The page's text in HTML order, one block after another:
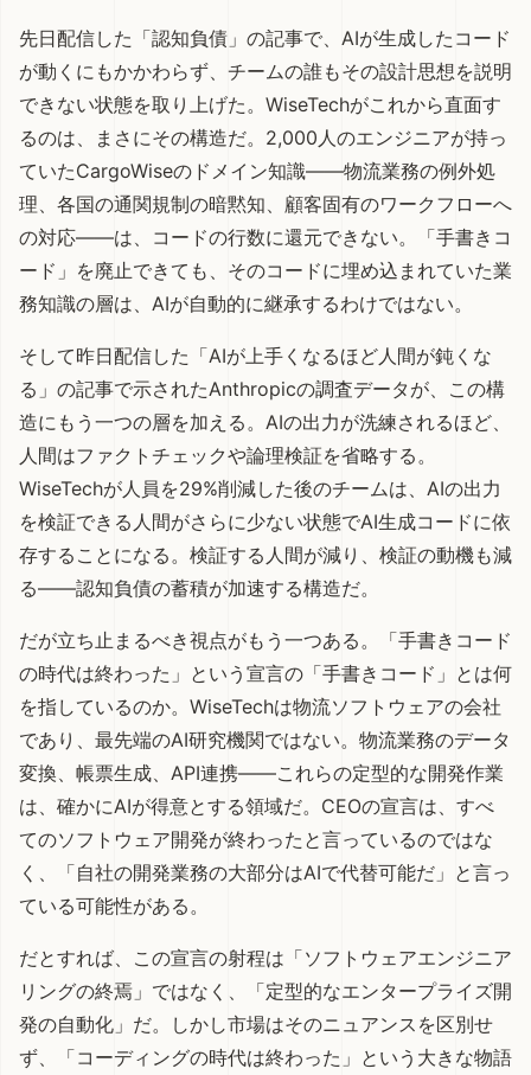
先日配信した「認知負債 」の記事で、AIが生成したコード
が動くにもかかわらず、チームの誰もその設計思想を説明
できない状態を取り上げた。WiseTechがこれから直面す
るのは、まさにその構造だ。2,000人のエンジニアが持っ
ていたCargoWiseのドメイン知識——物流業務の例外処
理、各国の通関規制の暗黙知、顧客固有のワークフローへ
の対応——は、コードの行数に還元できない。「手書きコ
ード」を廃止できても、そのコードに埋め込まれていた業
務知識の層は、AIが自動的に継承するわけではない。
そして昨日配信した「AIが上手くなるほど人間が鈍くな
る 」の記事で示されたAnthropicの調査データが、この構
造にもう一つの層を加える。AIの出力が洗練されるほど、
人間はファクトチェックや論理検証を省略する。
WiseTechが人員を29%削減した後のチームは、AIの出力
を検証できる人間がさらに少ない状態でAI生成コードに依
存することになる。検証する人間が減り、検証の動機も減
る——認知負債の蓄積が加速する構造だ。
だが立ち止まるべき視点がもう一つある。「手書きコード
の時代は終わった」という宣言の「手書きコード」とは何
を指しているのか。WiseTechは物流ソフトウェアの会社
であり、最先端のAI研究機関ではない。物流業務のデータ
変換、帳票生成、API連携——これらの定型的な開発作業
は、確かにAIが得意とする領域だ。CEOの宣言は、すべ
てのソフトウェア開発が終わったと言っているのではな
く、「自社の開発業務の大部分はAIで代替可能だ」と言っ
ている可能性がある。
だとすれば、この宣言の射程は「ソフトウェアエンジニア
リングの終焉」ではなく、「定型的なエンタープライズ開
発の自動化」だ。しかし市場はそのニュアンスを区別せ
ず、「コーディングの時代は終わった」という大きな物語